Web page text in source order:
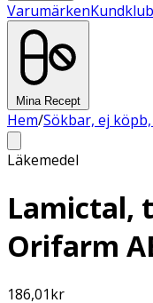
Varumärken
Mina Recept
Hem/Sökbar, ej
Läkemedel
Lamictal,
Orifarm
186,01kr